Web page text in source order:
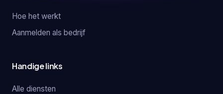
Hoe het werkt
Aanmelden als bedrijf
Handige links
Alle diensten